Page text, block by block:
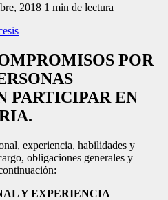
2018 1 min de lectura
POR
PARTICIPAR EN
experiencia, habilidades y
obligaciones generales y
Y EXPERIENCIA